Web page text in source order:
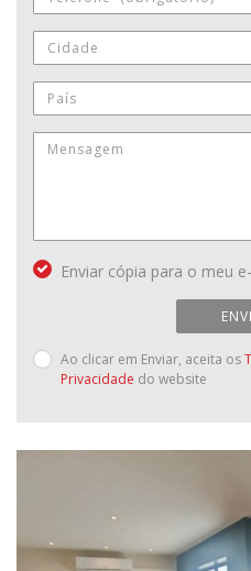
Enviar cópia para o meu
Ao clicar em Enviar, aceita os
Privacidade do website